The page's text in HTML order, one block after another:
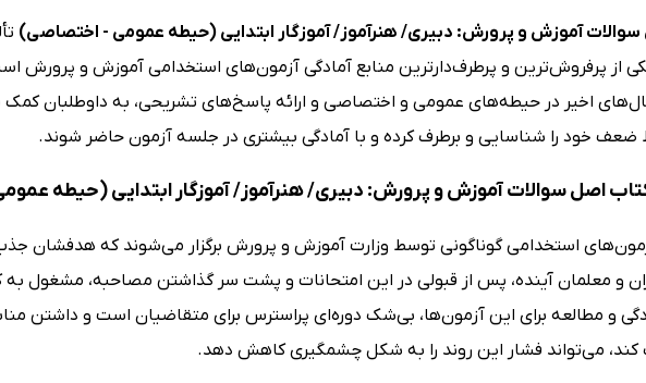
آموزش و پرورش: دبیری/ هنرآموز/ آموزگار ابتدایی (حیطه عمومی - اختصاصی)
از پرفروش‌ترین و پرطرف‌دارترین منابع آمادگی آزمون‌های استخدامی آموزش و پرورش
اخیر در حیطه‌های عمومی و اختصاصی و ارائه پاسخ‌های تشریحی، به داوطلبان کمک
ضعف خود را شناسایی و برطرف کرده و با آمادگی بیشتری در جلسه آزمون حاضر شوند.
اصل سوالات آموزش و پرورش: دبیری/ هنرآموز/ آموزگار ابتدایی (حیطه
استخدامی گوناگونی توسط وزارت آموزش و پرورش برگزار می‌شوند که هدفشان
و معلمان آینده، پس از قبولی در این امتحانات و پشت سر گذاشتن مصاحبه، مشغول
و مطالعه برای این آزمون‌ها، بی‌شک دوره‌ای پراسترس برای متقاضیان است و داشتن
می‌تواند فشار این روند را به شکل چشمگیری کاهش دهد.